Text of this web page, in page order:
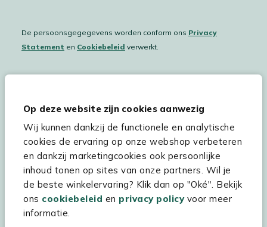
Op deze website zijn cookies aanwezig
Wij kunnen dankzij de functionele en analytische
cookies de ervaring op onze webshop verbeteren
en dankzij marketingcookies ook persoonlijke
inhoud tonen op sites van onze partners. Wil je
de beste winkelervaring? Klik dan op "Oké". Bekijk
ons cookiebeleid en privacy policyvoor meer
informatie.
De persoonsgegegevens worden conform ons Privacy
Statement en Cookiebeleid verwerkt.
Hulp & service
Assortiment
Kees Smit Tuinmeubelen
Experience Stores XXL